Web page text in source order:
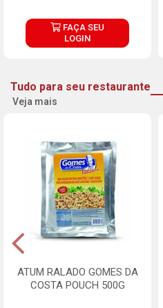
FAÇA SEU
LOGIN
Tudo para seu restaurante
Veja mais
ATUM RALADO GOMES DA
COSTA POUCH 500G